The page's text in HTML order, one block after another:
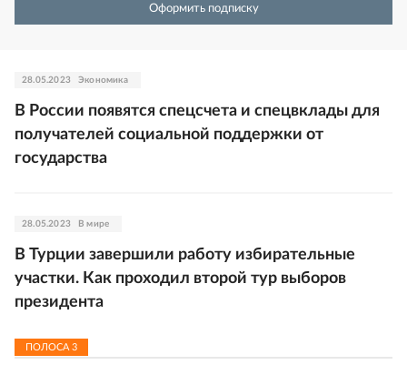
Оформить подписку
28.05.2023 Экономика
В России появятся спецсчета и спецвклады для
получателей социальной поддержки от
государства
28.05.2023 В мире
В Турции завершили работу избирательные
участки. Как проходил второй тур выборов
президента
ПОЛОСА3